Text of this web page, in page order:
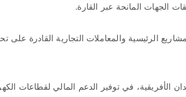
الجهات المانحة عبر القارة.
الرئيسية والمعاملات التجارية القادرة على
في توفير الدعم المالي لقطاعات